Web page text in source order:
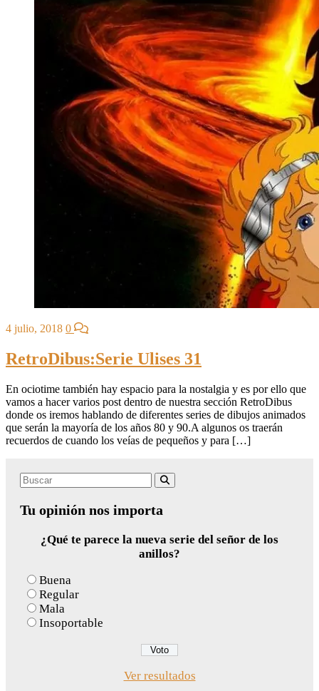
4 julio, 2018 0
RetroDibus:Serie Ulises 31
En ociotime también hay espacio para la nostalgia y es por ello que
vamos a hacer varios post dentro de nuestra sección RetroDibus
donde os iremos hablando de diferentes series de dibujos animados
que serán la mayoría de los años 80 y 90.A algunos os traerán
recuerdos de cuando los veías de pequeños y para […]
Search
Tu opinión nos importa
¿Qué te parece la nueva serie del señor de los
anillos?
Buena
Regular
Mala
Insoportable
Ver resultados